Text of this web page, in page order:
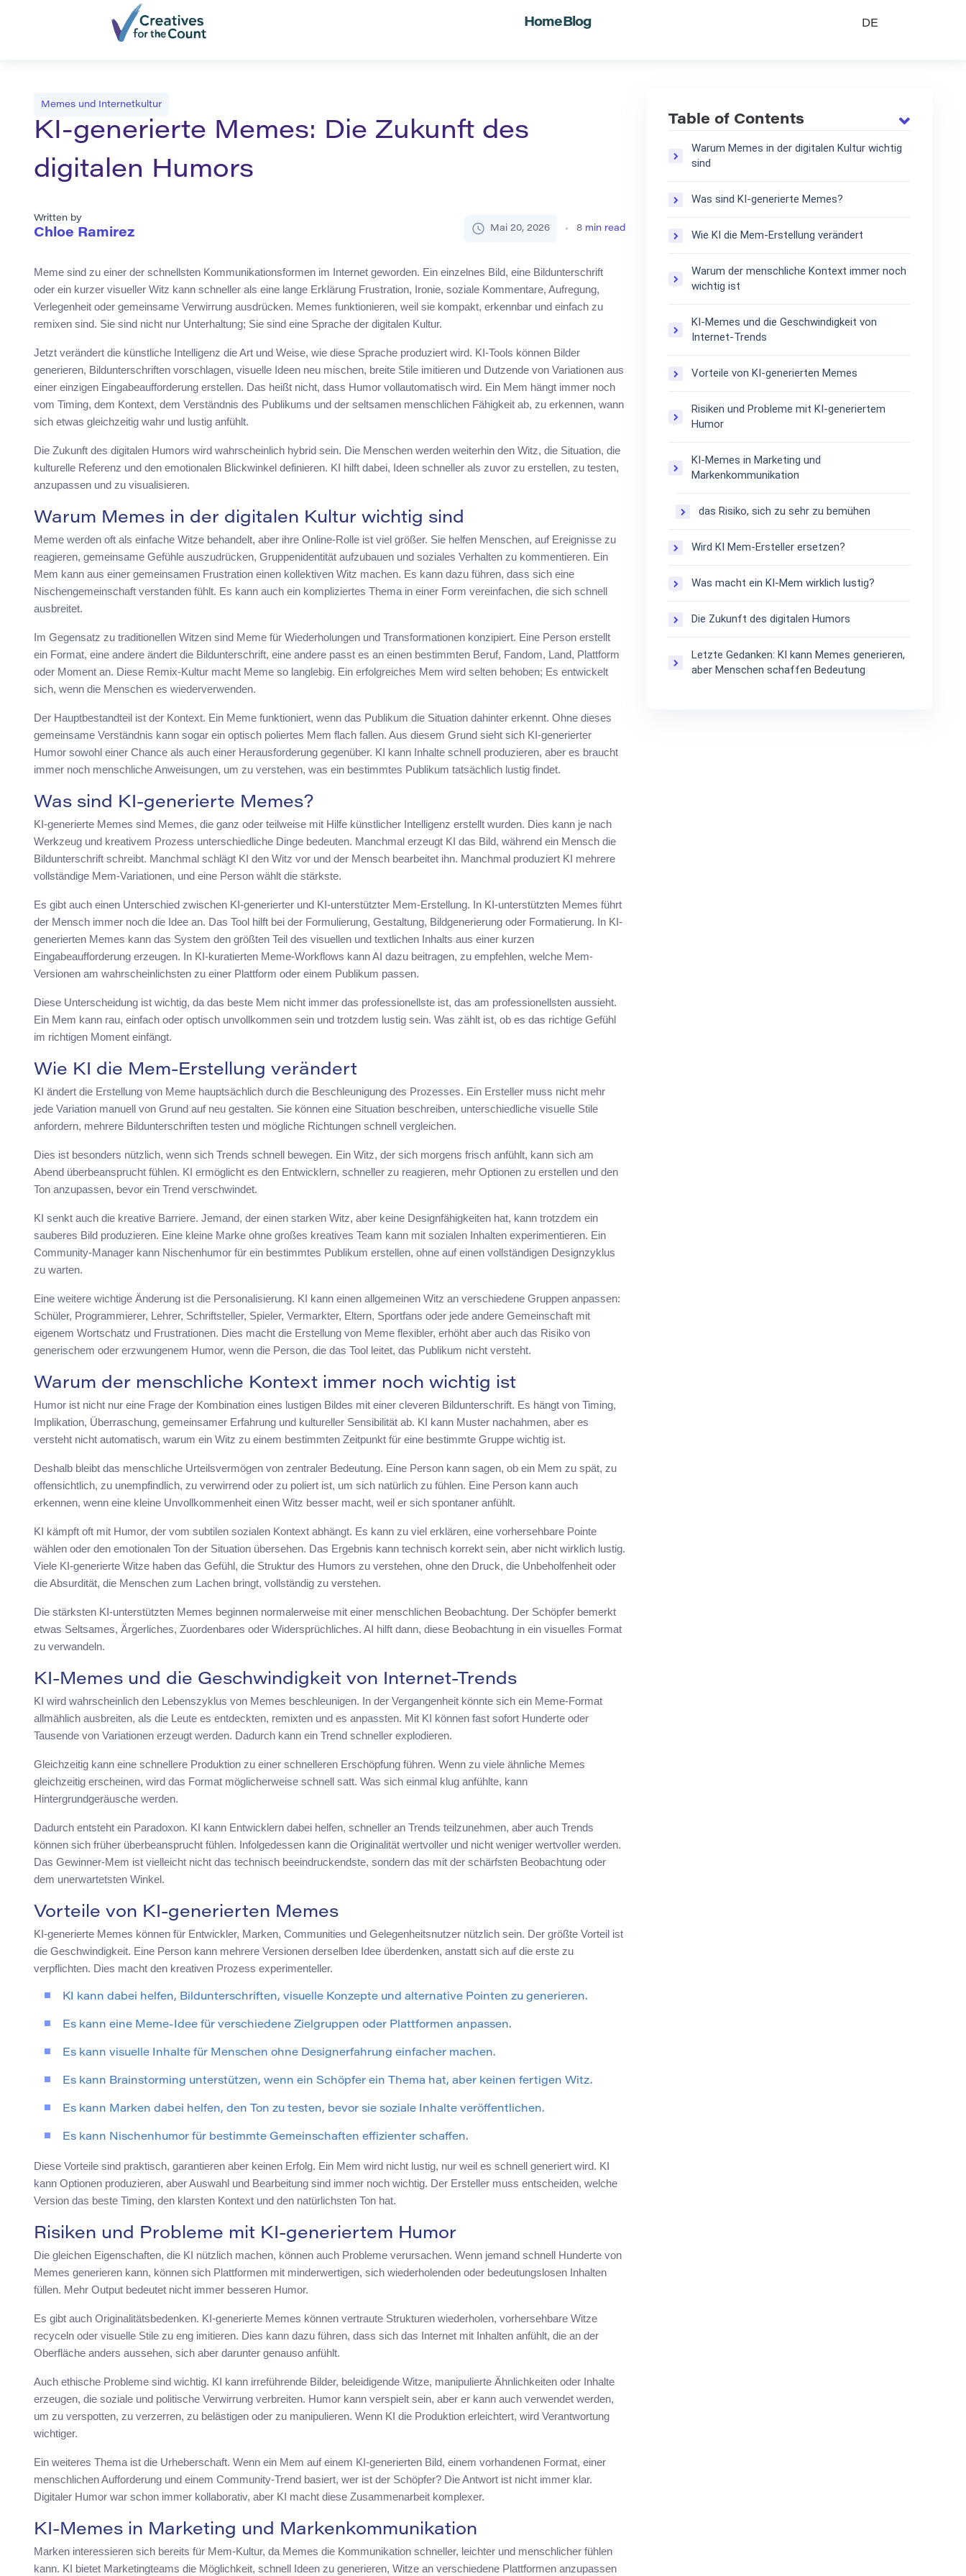
HomeBlog DE
Memes und Internetkultur
KI-generierte Memes: Die Zukunft des
digitalen Humors
Written by
Chloe Ramirez Mai 20, 2026 8 min read
Meme sind zu einer der schnellsten Kommunikationsformen im Internet geworden. Ein einzelnes Bild, eine Bildunterschrift
oder ein kurzer visueller Witz kann schneller als eine lange Erklärung Frustration, Ironie, soziale Kommentare, Aufregung,
Verlegenheit oder gemeinsame Verwirrung ausdrücken. Memes funktionieren, weil sie kompakt, erkennbar und einfach zu
remixen sind. Sie sind nicht nur Unterhaltung; Sie sind eine Sprache der digitalen Kultur.
Jetzt verändert die künstliche Intelligenz die Art und Weise, wie diese Sprache produziert wird. KI-Tools können Bilder
generieren, Bildunterschriften vorschlagen, visuelle Ideen neu mischen, breite Stile imitieren und Dutzende von Variationen aus
einer einzigen Eingabeaufforderung erstellen. Das heißt nicht, dass Humor vollautomatisch wird. Ein Mem hängt immer noch
vom Timing, dem Kontext, dem Verständnis des Publikums und der seltsamen menschlichen Fähigkeit ab, zu erkennen, wann
sich etwas gleichzeitig wahr und lustig anfühlt.
Die Zukunft des digitalen Humors wird wahrscheinlich hybrid sein. Die Menschen werden weiterhin den Witz, die Situation, die
kulturelle Referenz und den emotionalen Blickwinkel definieren. KI hilft dabei, Ideen schneller als zuvor zu erstellen, zu testen,
anzupassen und zu visualisieren.
Warum Memes in der digitalen Kultur wichtig sind
Meme werden oft als einfache Witze behandelt, aber ihre Online-Rolle ist viel größer. Sie helfen Menschen, auf Ereignisse zu
reagieren, gemeinsame Gefühle auszudrücken, Gruppenidentität aufzubauen und soziales Verhalten zu kommentieren. Ein
Mem kann aus einer gemeinsamen Frustration einen kollektiven Witz machen. Es kann dazu führen, dass sich eine
Nischengemeinschaft verstanden fühlt. Es kann auch ein kompliziertes Thema in einer Form vereinfachen, die sich schnell
ausbreitet.
Im Gegensatz zu traditionellen Witzen sind Meme für Wiederholungen und Transformationen konzipiert. Eine Person erstellt
ein Format, eine andere ändert die Bildunterschrift, eine andere passt es an einen bestimmten Beruf, Fandom, Land, Plattform
oder Moment an. Diese Remix-Kultur macht Meme so langlebig. Ein erfolgreiches Mem wird selten behoben; Es entwickelt
sich, wenn die Menschen es wiederverwenden.
Der Hauptbestandteil ist der Kontext. Ein Meme funktioniert, wenn das Publikum die Situation dahinter erkennt. Ohne dieses
gemeinsame Verständnis kann sogar ein optisch poliertes Mem flach fallen. Aus diesem Grund sieht sich KI-generierter
Humor sowohl einer Chance als auch einer Herausforderung gegenüber. KI kann Inhalte schnell produzieren, aber es braucht
immer noch menschliche Anweisungen, um zu verstehen, was ein bestimmtes Publikum tatsächlich lustig findet.
Was sind KI-generierte Memes?
KI-generierte Memes sind Memes, die ganz oder teilweise mit Hilfe künstlicher Intelligenz erstellt wurden. Dies kann je nach
Werkzeug und kreativem Prozess unterschiedliche Dinge bedeuten. Manchmal erzeugt KI das Bild, während ein Mensch die
Bildunterschrift schreibt. Manchmal schlägt KI den Witz vor und der Mensch bearbeitet ihn. Manchmal produziert KI mehrere
vollständige Mem-Variationen, und eine Person wählt die stärkste.
Es gibt auch einen Unterschied zwischen KI-generierter und KI-unterstützter Mem-Erstellung. In KI-unterstützten Memes führt
der Mensch immer noch die Idee an. Das Tool hilft bei der Formulierung, Gestaltung, Bildgenerierung oder Formatierung. In KI-
generierten Memes kann das System den größten Teil des visuellen und textlichen Inhalts aus einer kurzen
Eingabeaufforderung erzeugen. In KI-kuratierten Meme-Workflows kann AI dazu beitragen, zu empfehlen, welche Mem-
Versionen am wahrscheinlichsten zu einer Plattform oder einem Publikum passen.
Diese Unterscheidung ist wichtig, da das beste Mem nicht immer das professionellste ist, das am professionellsten aussieht.
Ein Mem kann rau, einfach oder optisch unvollkommen sein und trotzdem lustig sein. Was zählt ist, ob es das richtige Gefühl
im richtigen Moment einfängt.
Wie KI die Mem-Erstellung verändert
KI ändert die Erstellung von Meme hauptsächlich durch die Beschleunigung des Prozesses. Ein Ersteller muss nicht mehr
jede Variation manuell von Grund auf neu gestalten. Sie können eine Situation beschreiben, unterschiedliche visuelle Stile
anfordern, mehrere Bildunterschriften testen und mögliche Richtungen schnell vergleichen.
Dies ist besonders nützlich, wenn sich Trends schnell bewegen. Ein Witz, der sich morgens frisch anfühlt, kann sich am
Abend überbeansprucht fühlen. KI ermöglicht es den Entwicklern, schneller zu reagieren, mehr Optionen zu erstellen und den
Ton anzupassen, bevor ein Trend verschwindet.
KI senkt auch die kreative Barriere. Jemand, der einen starken Witz, aber keine Designfähigkeiten hat, kann trotzdem ein
sauberes Bild produzieren. Eine kleine Marke ohne großes kreatives Team kann mit sozialen Inhalten experimentieren. Ein
Community-Manager kann Nischenhumor für ein bestimmtes Publikum erstellen, ohne auf einen vollständigen Designzyklus
zu warten.
Eine weitere wichtige Änderung ist die Personalisierung. KI kann einen allgemeinen Witz an verschiedene Gruppen anpassen:
Schüler, Programmierer, Lehrer, Schriftsteller, Spieler, Vermarkter, Eltern, Sportfans oder jede andere Gemeinschaft mit
eigenem Wortschatz und Frustrationen. Dies macht die Erstellung von Meme flexibler, erhöht aber auch das Risiko von
generischem oder erzwungenem Humor, wenn die Person, die das Tool leitet, das Publikum nicht versteht.
Warum der menschliche Kontext immer noch wichtig ist
Humor ist nicht nur eine Frage der Kombination eines lustigen Bildes mit einer cleveren Bildunterschrift. Es hängt von Timing,
Implikation, Überraschung, gemeinsamer Erfahrung und kultureller Sensibilität ab. KI kann Muster nachahmen, aber es
versteht nicht automatisch, warum ein Witz zu einem bestimmten Zeitpunkt für eine bestimmte Gruppe wichtig ist.
Deshalb bleibt das menschliche Urteilsvermögen von zentraler Bedeutung. Eine Person kann sagen, ob ein Mem zu spät, zu
offensichtlich, zu unempfindlich, zu verwirrend oder zu poliert ist, um sich natürlich zu fühlen. Eine Person kann auch
erkennen, wenn eine kleine Unvollkommenheit einen Witz besser macht, weil er sich spontaner anfühlt.
KI kämpft oft mit Humor, der vom subtilen sozialen Kontext abhängt. Es kann zu viel erklären, eine vorhersehbare Pointe
wählen oder den emotionalen Ton der Situation übersehen. Das Ergebnis kann technisch korrekt sein, aber nicht wirklich lustig.
Viele KI-generierte Witze haben das Gefühl, die Struktur des Humors zu verstehen, ohne den Druck, die Unbeholfenheit oder
die Absurdität, die Menschen zum Lachen bringt, vollständig zu verstehen.
Die stärksten KI-unterstützten Memes beginnen normalerweise mit einer menschlichen Beobachtung. Der Schöpfer bemerkt
etwas Seltsames, Ärgerliches, Zuordenbares oder Widersprüchliches. AI hilft dann, diese Beobachtung in ein visuelles Format
zu verwandeln.
KI-Memes und die Geschwindigkeit von Internet-Trends
KI wird wahrscheinlich den Lebenszyklus von Memes beschleunigen. In der Vergangenheit könnte sich ein Meme-Format
allmählich ausbreiten, als die Leute es entdeckten, remixten und es anpassten. Mit KI können fast sofort Hunderte oder
Tausende von Variationen erzeugt werden. Dadurch kann ein Trend schneller explodieren.
Gleichzeitig kann eine schnellere Produktion zu einer schnelleren Erschöpfung führen. Wenn zu viele ähnliche Memes
gleichzeitig erscheinen, wird das Format möglicherweise schnell satt. Was sich einmal klug anfühlte, kann
Hintergrundgeräusche werden.
Dadurch entsteht ein Paradoxon. KI kann Entwicklern dabei helfen, schneller an Trends teilzunehmen, aber auch Trends
können sich früher überbeansprucht fühlen. Infolgedessen kann die Originalität wertvoller und nicht weniger wertvoller werden.
Das Gewinner-Mem ist vielleicht nicht das technisch beeindruckendste, sondern das mit der schärfsten Beobachtung oder
dem unerwartetsten Winkel.
Vorteile von KI-generierten Memes
KI-generierte Memes können für Entwickler, Marken, Communities und Gelegenheitsnutzer nützlich sein. Der größte Vorteil ist
die Geschwindigkeit. Eine Person kann mehrere Versionen derselben Idee überdenken, anstatt sich auf die erste zu
verpflichten. Dies macht den kreativen Prozess experimenteller.
KI kann dabei helfen, Bildunterschriften, visuelle Konzepte und alternative Pointen zu generieren.
Es kann eine Meme-Idee für verschiedene Zielgruppen oder Plattformen anpassen.
Es kann visuelle Inhalte für Menschen ohne Designerfahrung einfacher machen.
Es kann Brainstorming unterstützen, wenn ein Schöpfer ein Thema hat, aber keinen fertigen Witz.
Es kann Marken dabei helfen, den Ton zu testen, bevor sie soziale Inhalte veröffentlichen.
Es kann Nischenhumor für bestimmte Gemeinschaften effizienter schaffen.
Diese Vorteile sind praktisch, garantieren aber keinen Erfolg. Ein Mem wird nicht lustig, nur weil es schnell generiert wird. KI
kann Optionen produzieren, aber Auswahl und Bearbeitung sind immer noch wichtig. Der Ersteller muss entscheiden, welche
Version das beste Timing, den klarsten Kontext und den natürlichsten Ton hat.
Risiken und Probleme mit KI-generiertem Humor
Die gleichen Eigenschaften, die KI nützlich machen, können auch Probleme verursachen. Wenn jemand schnell Hunderte von
Memes generieren kann, können sich Plattformen mit minderwertigen, sich wiederholenden oder bedeutungslosen Inhalten
füllen. Mehr Output bedeutet nicht immer besseren Humor.
Es gibt auch Originalitätsbedenken. KI-generierte Memes können vertraute Strukturen wiederholen, vorhersehbare Witze
recyceln oder visuelle Stile zu eng imitieren. Dies kann dazu führen, dass sich das Internet mit Inhalten anfühlt, die an der
Oberfläche anders aussehen, sich aber darunter genauso anfühlt.
Auch ethische Probleme sind wichtig. KI kann irreführende Bilder, beleidigende Witze, manipulierte Ähnlichkeiten oder Inhalte
erzeugen, die soziale und politische Verwirrung verbreiten. Humor kann verspielt sein, aber er kann auch verwendet werden,
um zu verspotten, zu verzerren, zu belästigen oder zu manipulieren. Wenn KI die Produktion erleichtert, wird Verantwortung
wichtiger.
Ein weiteres Thema ist die Urheberschaft. Wenn ein Mem auf einem KI-generierten Bild, einem vorhandenen Format, einer
menschlichen Aufforderung und einem Community-Trend basiert, wer ist der Schöpfer? Die Antwort ist nicht immer klar.
Digitaler Humor war schon immer kollaborativ, aber KI macht diese Zusammenarbeit komplexer.
KI-Memes in Marketing und Markenkommunikation
Marken interessieren sich bereits für Mem-Kultur, da Memes die Kommunikation schneller, leichter und menschlicher fühlen
kann. KI bietet Marketingteams die Möglichkeit, schnell Ideen zu generieren, Witze an verschiedene Plattformen anzupassen
Table of Contents
Warum Memes in der digitalen Kultur wichtig
sind
Was sind KI-generierte Memes?
Wie KI die Mem-Erstellung verändert
Warum der menschliche Kontext immer noch
wichtig ist
KI-Memes und die Geschwindigkeit von
Internet-Trends
Vorteile von KI-generierten Memes
Risiken und Probleme mit KI-generiertem
Humor
KI-Memes in Marketing und
Markenkommunikation
das Risiko, sich zu sehr zu bemühen
Wird KI Mem-Ersteller ersetzen?
Was macht ein KI-Mem wirklich lustig?
Die Zukunft des digitalen Humors
Letzte Gedanken: KI kann Memes generieren,
aber Menschen schaffen Bedeutung